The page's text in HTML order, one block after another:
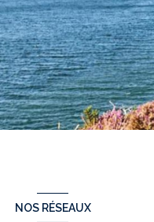
NOS RÉSEAUX